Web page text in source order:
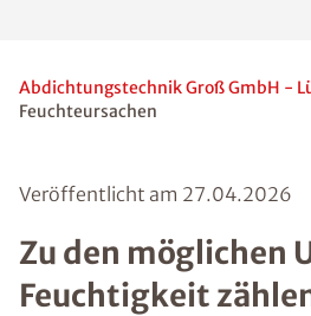
Abdichtungstechnik Groß GmbH -
Feuchteursachen
Veröffentlicht am 27.04.2026
Zu den möglichen
Feuchtigkeit